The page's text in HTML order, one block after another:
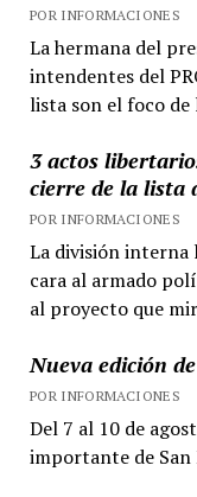
POR INFORMACIONES
La hermana del
intendentes del
lista son el foco de
3 actos
cierre de la lista
POR INFORMACIONES
La división interna
cara al armado
al proyecto que
Nueva edición
POR INFORMACIONES
Del 7 al 10 de
importante de